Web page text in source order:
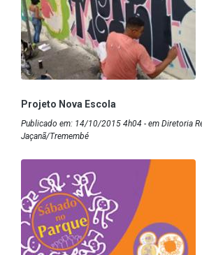
Projeto Nova Escola
Publicado em: 14/10/2015 4h04 - em Diretoria
Jaçanã/Tremembé